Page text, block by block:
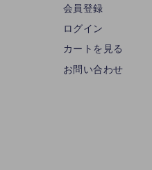
会員登録
ログイン
カートを見る
お問い合わせ